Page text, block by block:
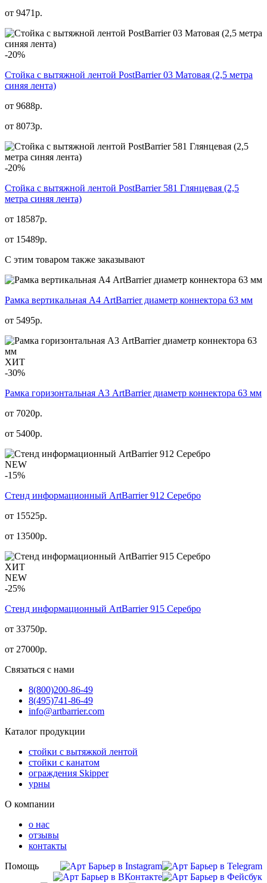
от 9471р.
-20%
Стойка с вытяжной лентой PostBarrier 03 Матовая (2,5 метра
синяя лента)
от 9688р.
от 8073р.
-20%
Стойка с вытяжной лентой PostBarrier 581 Глянцевая (2,5
метра синяя лента)
от 18587р.
от 15489р.
С этим товаром также заказывают
Рамка вертикальная А4 ArtBarrier диаметр коннектора 63 мм
от 5495р.
ХИТ
-30%
Рамка горизонтальная А3 ArtBarrier диаметр коннектора 63 мм
от 7020р.
от 5400р.
NEW
-15%
Стенд информационный АrtBarrier 912 Серебро
от 15525р.
от 13500р.
ХИТ
NEW
-25%
Стенд информационный АrtBarrier 915 Серебро
от 33750р.
от 27000р.
Связаться с нами
8(800)200-86-49
8(495)741-86-49
info@artbarrier.com
Каталог продукции
стойки с вытяжкой лентой
стойки с канатом
ограждения Skipper
урны
О компании
о нас
отзывы
контакты
Помощь